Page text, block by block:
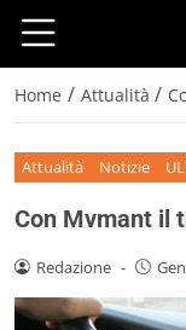
Home / Attualità /
Attualità Notizie
Con Mvmant il
Redazione -